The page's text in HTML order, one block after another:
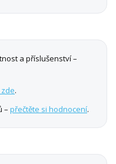
a příslušenství –
.
– přečtěte si hodnocení.